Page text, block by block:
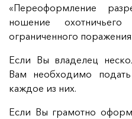
«Переоформление
ношение
ограниченного
Если Вы владелец
Вам необходимо
каждое из них.
Если Вы грамотно